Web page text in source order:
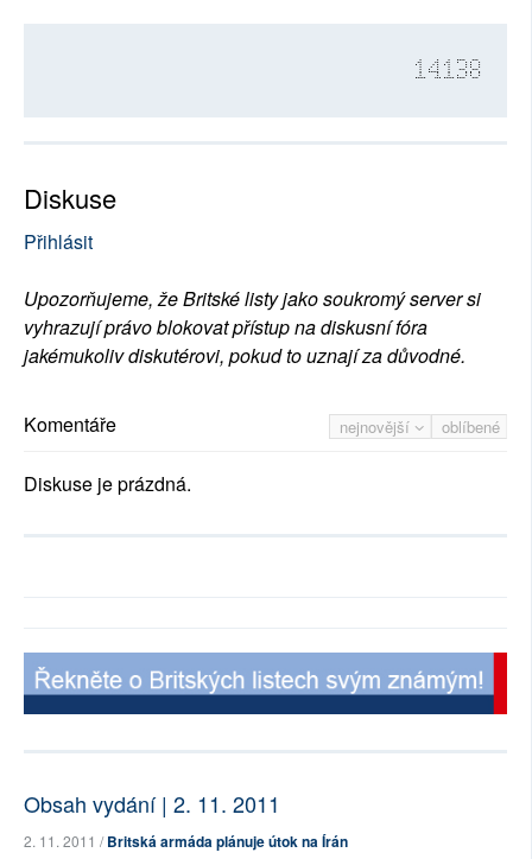
14138
Diskuse
Přihlásit
Upozorňujeme, že Britské listy jako soukromý server si
vyhrazují právo blokovat přístup na diskusní fóra
jakémukoliv diskutérovi, pokud to uznají za důvodné.
nejnovější oblíbené
Komentáře
Diskuse je prázdná.
Obsah vydání | 2. 11. 2011
2. 11. 2011 /Britská armáda plánuje útok na Írán